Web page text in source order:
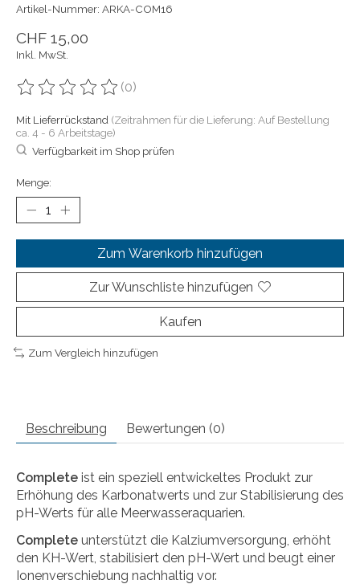
Artikel-Nummer: ARKA-COM16
CHF 15,00
Inkl. MwSt.
Die Bewertung dieses Produkts ist
(0)
Mit Lieferrückstand (Zeitrahmen für die Lieferung: Auf Bestellung
ca. 4 - 6 Arbeitstage)
Verfügbarkeit im Shop prüfen
Menge:
Zum Warenkorb hinzufügen
Zur Wunschliste hinzufügen
Kaufen
Zum Vergleich hinzufügen
Beschreibung Bewertungen (0)
Complete ist ein speziell entwickeltes Produkt zur
Erhöhung des Karbonatwerts und zur Stabilisierung des
pH-Werts für alle Meerwasseraquarien.
Complete unterstützt die Kalziumversorgung, erhöht
den KH-Wert, stabilisiert den pH-Wert und beugt einer
Ionenverschiebung nachhaltig vor.